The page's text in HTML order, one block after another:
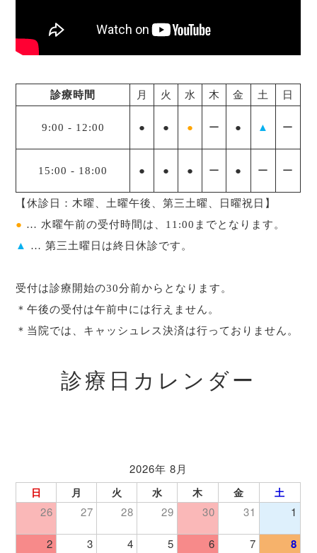
診療時間 月 火 水 木 金 土 日
9:00 - 12:00 ● ● ● ー ● ▲ ー
15:00 - 18:00 ● ● ● ー ● ー ー
【休診日：木曜、土曜午後、第三土曜、日曜祝日】
● … 水曜午前の受付時間は、11:00までとなります。
▲
… 第三土曜日は終日休診です。
受付は診療開始の30分前からとなります。
＊午後の受付は午前中には行えません。
＊当院では、キャッシュレス決済は行っておりません。
診療日カレンダー
2026年 8月
日 月 火 水 木 金 土
26 27 28 29 30 31 1
2 3 4 5 6 7 8